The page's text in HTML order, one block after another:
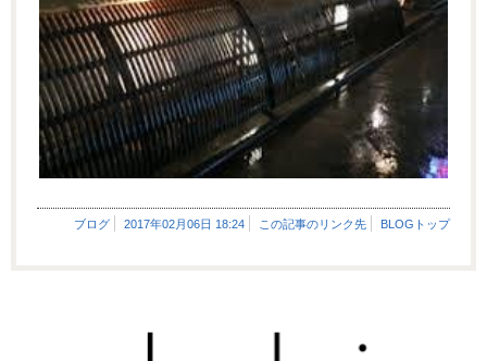
ブログ 2017年02月06日 18:24 この記事のリンク先 BLOGトップ